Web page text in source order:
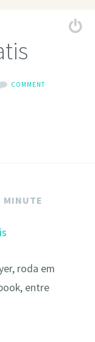
COMMENT
MINUTE
roda em
entre